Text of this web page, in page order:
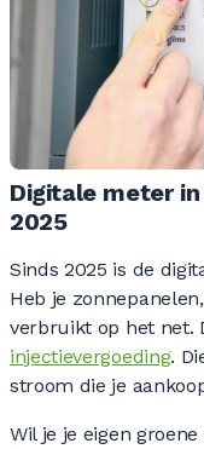
Digitale meter
2025
Sinds 2025 is de
Heb je
verbruikt op het net.
injectievergoeding.
stroom die je
Wil je je eigen